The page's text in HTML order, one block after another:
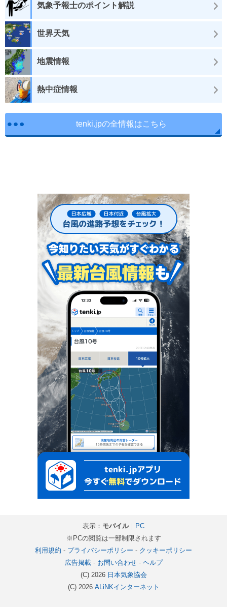
気象予報士のポイント解説
世界天気
地震情報
熱中症情報
tenki.jpの全情報はこちら
表示： モバイル｜ PC
※PCの閲覧は一部制限されます
利用規約 - プライバシーポリシー - クッキーポリシー
広告掲載- お問い合わせ- ヘルプ
(C) 2026 日本気象協会
(C) 2026 ALiNKインターネット